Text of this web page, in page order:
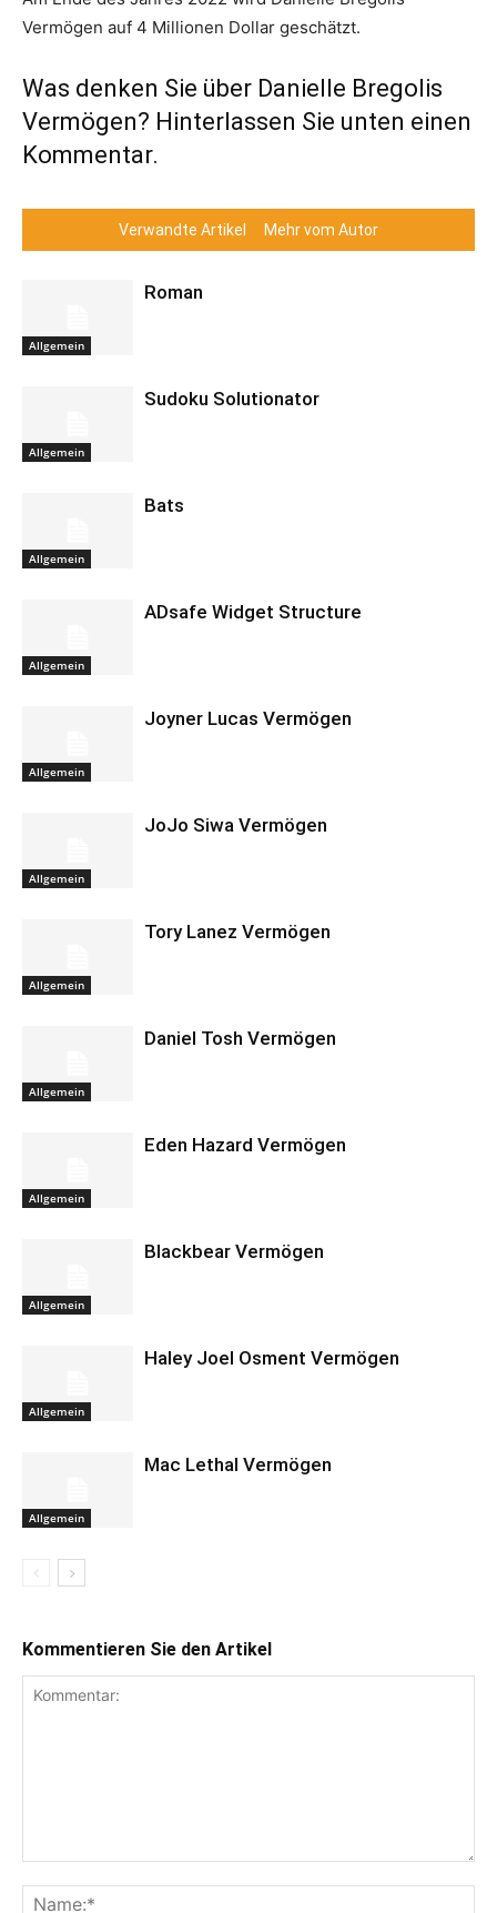
Vermögen auf 4 Millionen Dollar geschätzt.
Was denken Sie über Danielle Bregolis
Vermögen? Hinterlassen Sie unten einen
Kommentar.
Verwandte Artikel Mehr vom Autor
Allgemein
Roman
Allgemein
Sudoku Solutionator
Allgemein
Bats
Allgemein
ADsafe Widget Structure
Allgemein
Joyner Lucas Vermögen
Allgemein
JoJo Siwa Vermögen
Allgemein
Tory Lanez Vermögen
Allgemein
Daniel Tosh Vermögen
Allgemein
Eden Hazard Vermögen
Allgemein
Blackbear Vermögen
Allgemein
Haley Joel Osment Vermögen
Allgemein
Mac Lethal Vermögen
Kommentieren Sie den Artikel